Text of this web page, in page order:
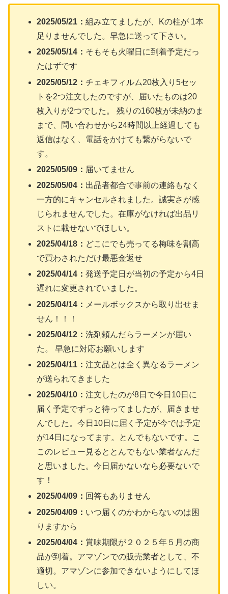
2025/05/21：組み立てましたが、Kの柱が 1本
足りませんでした。早急に送って下さい。
2025/05/14： そもそも火曜日に到着予定だっ
たはずです
2025/05/12：チェキフィルム20枚入り5セッ
トを2つ注文したのですが、届いたものは20
枚入りが2つでした。 残りの160枚が未納のま
まで、問い合わせから24時間以上経過しても
返信はなく、電話をかけても繋がらないで
す。
2025/05/09： 届いてません
2025/05/04： 出品者都合で事前の連絡もなく
一方的にキャンセルされました。誠実さが感
じられませんでした。在庫がなければ出品リ
ストに載せないでほしい。
2025/04/18： どこにでも売ってる梅味を割高
で買わされただけ最悪金返せ
2025/04/14：発送予定日が当初の予定から4日
遅れに変更されていました。
2025/04/14： メールボックスから取り出せま
せん！！！
2025/04/12：洗剤頼んだらラーメンが届い
た。 早急に対応お願いします
2025/04/11：注文品とは全く異なるラーメン
が送られてきました
2025/04/10：注文したのが8日で今日10日に
届く予定でずっと待ってましたが、届きませ
んでした。今日10日に届く予定が今では予定
が14日になってます。とんでもないです。こ
このレビュー見るととんでもない業者なんだ
と思いました。今日届かないなら必要ないで
す！
2025/04/09： 回答もありません
2025/04/09： いつ届くのかわからないのは困
りますから
2025/04/04： 賞味期限が２０２５年５月の商
品が到着。アマゾンでの販売業者として、不
適切。アマゾンに参加できないようにしてほ
しい。